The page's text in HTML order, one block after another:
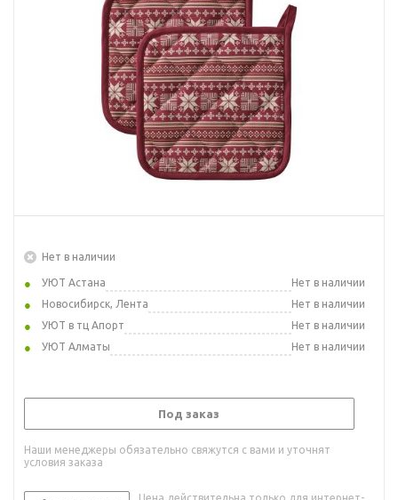
Нет в наличии
УЮТ Астана
Нет в наличии
Новосибирск, Лента
Нет в наличии
УЮТ в тц Апорт
Нет в наличии
УЮТ Алматы
Нет в наличии
Под заказ
Наши менеджеры обязательно свяжутся с вами и уточнят
условия заказа
Цена действительна только для интернет-